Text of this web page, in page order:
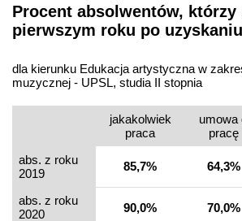
Procent absolwentów,
pierwszym roku po
dla kierunku Edukacja artystyczna w
muzycznej - UPSL, studia II stopnia
jakakolwiek
praca
umowa
pracę
abs. z roku
2019
85,7% 64,3%
abs. z roku
2020
90,0% 70,0%